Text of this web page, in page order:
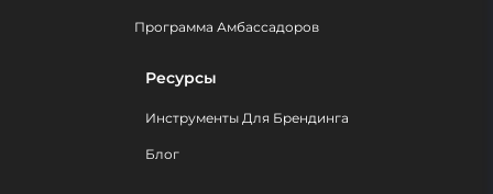
Программа Амбассадоров
Ресурсы
Инструменты Для Брендинга
Блог